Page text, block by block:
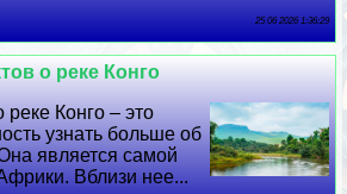
25 06 2026 1:36:29
о реке Конго
Конго – это
узнать больше об
является самой
Вблизи нее...